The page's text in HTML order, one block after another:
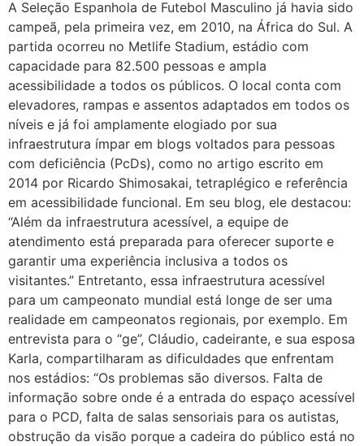
A Seleção Espanhola de Futebol Masculino já havia sido
campeã, pela primeira vez, em 2010, na África do Sul. A
partida ocorreu no Metlife Stadium, estádio com
capacidade para 82.500 pessoas e ampla
acessibilidade a todos os públicos. O local conta com
elevadores, rampas e assentos adaptados em todos os
níveis e já foi amplamente elogiado por sua
infraestrutura ímpar em blogs voltados para pessoas
com deficiência (PcDs), como no artigo escrito em
2014 por Ricardo Shimosakai, tetraplégico e referência
em acessibilidade funcional. Em seu blog, ele destacou:
“Além da infraestrutura acessível, a equipe de
atendimento está preparada para oferecer suporte e
garantir uma experiência inclusiva a todos os
visitantes.” Entretanto, essa infraestrutura acessível
para um campeonato mundial está longe de ser uma
realidade em campeonatos regionais, por exemplo. Em
entrevista para o “ge”, Cláudio, cadeirante, e sua esposa
Karla, compartilharam as dificuldades que enfrentam
nos estádios: “Os problemas são diversos. Falta de
informação sobre onde é a entrada do espaço acessível
para o PCD, falta de salas sensoriais para os autistas,
obstrução da visão porque a cadeira do público está no